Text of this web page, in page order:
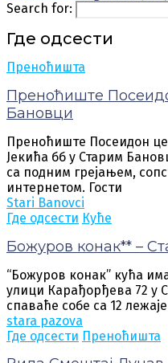
Search for:
Где одсести
Преноћишта
Преноћиште
Бановци
Преноћиште Посеидон
Јекића бб у Старим
са подним грејањем,
интернетом. Гости
Stari Banovci
Где одсести Куће
Божуров конак** –
“Божуров конак” кућа
улици Карађорђева 72 у
спаваће собе са 12
stara pazova
Где одсести Преноћишта